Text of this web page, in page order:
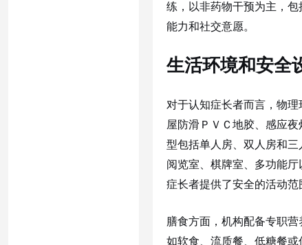
练，以非药物干预为主，
能力和社交意愿。
生活环境和安全
对于认知症长者而言，物
屋防滑ＰＶＣ地胶、感应
型包括单人房、双人房和
阅览室、棋牌室、多功能
症长者提供了安全的活动范
膳食方面，机构配备专职
如软食、流质餐、低糖餐